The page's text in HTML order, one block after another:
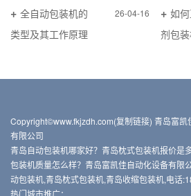
全自动包装机的
类型及其工作原理
26-04-16
如
剂包装
Copyright©www.fkjzdh.com(复制链接) 青岛富凯
有限公司
青岛自动包装机哪家好？青岛枕式包装机报价是
包装机质量怎么样？青岛富凯佳自动化设备有限
动包装机,青岛枕式包装机,青岛收缩包装机,电话
热门城市推广：